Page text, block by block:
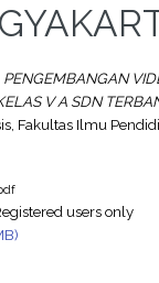
PENGEMBANGAN
V A SDN
Fakultas Ilmu
users only